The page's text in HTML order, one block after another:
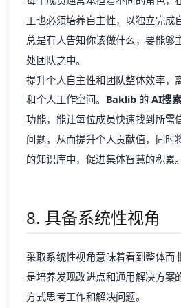
工也必须培养自主性，以独立完成
总是有人告知你该做什么，要能够
处团队之中。
提升个人自主性和团队整体效率，
和个人工作空间。 Baklib的 AI搜
功能，能让每位成员快速找到所需
问题，从而提升个人贡献值，同时
的知识库中，促进集体智慧的积累。
8. 具备系统性视角
采取系统性视角意味着看到整体而
是培养发现改进点和通用解决方案
方式思考工作和解决问题。